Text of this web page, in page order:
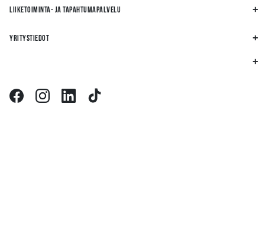
LIIKETOIMINTA- JA TAPAHTUMAPALVELU
YRITYSTIEDOT